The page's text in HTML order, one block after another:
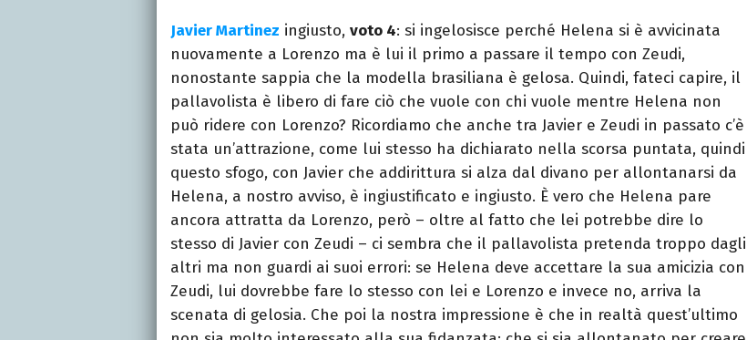
Javier Martinez ingiusto, voto 4: si ingelosisce perché Helena si è avvicinata
nuovamente a Lorenzo ma è lui il primo a passare il tempo con Zeudi,
nonostante sappia che la modella brasiliana è gelosa. Quindi, fateci capire, il
pallavolista è libero di fare ciò che vuole con chi vuole mentre Helena non
può ridere con Lorenzo? Ricordiamo che anche tra Javier e Zeudi in passato c’è
stata un’attrazione, come lui stesso ha dichiarato nella scorsa puntata, quindi
questo sfogo, con Javier che addirittura si alza dal divano per allontanarsi da
Helena, a nostro avviso, è ingiustificato e ingiusto. È vero che Helena pare
ancora attratta da Lorenzo, però – oltre al fatto che lei potrebbe dire lo
stesso di Javier con Zeudi – ci sembra che il pallavolista pretenda troppo dagli
altri ma non guardi ai suoi errori: se Helena deve accettare la sua amicizia con
Zeudi, lui dovrebbe fare lo stesso con lei e Lorenzo e invece no, arriva la
scenata di gelosia. Che poi la nostra impressione è che in realtà quest’ultimo